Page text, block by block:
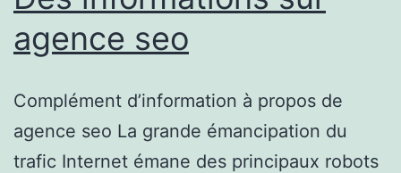
agence seo
Complément d’information à propos de
agence seo La grande émancipation du
trafic Internet émane des principaux robots